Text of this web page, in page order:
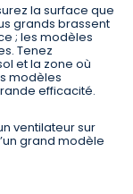
la surface que
grands brassent
; les modèles
Tenez
et la zone où
modèles
efficacité.
ventilateur sur
grand modèle